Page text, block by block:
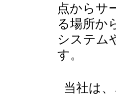
点からサ
る場所か
システム
す。
当社は